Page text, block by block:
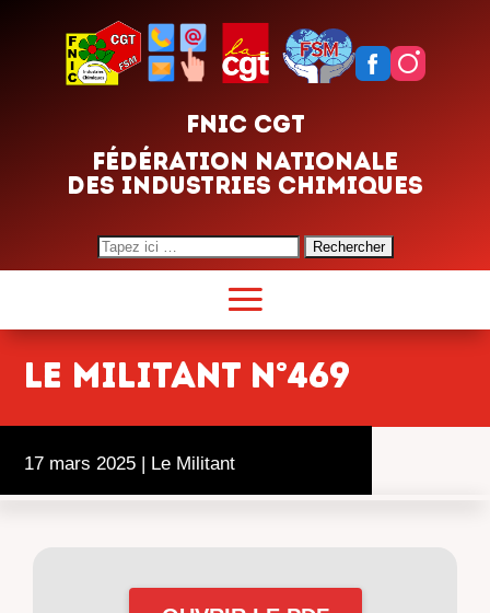
FNIC CGT
FÉDÉRATION NATIONALE
DES INDUSTRIES CHIMIQUES
Search
for:
Le Militant n°469
17 mars 2025 | Le Militant